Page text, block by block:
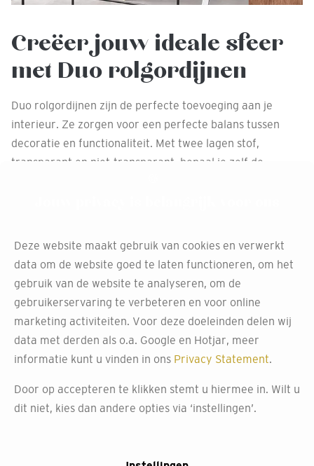
Creëer jouw ideale sfeer
met Duo rolgordijnen
Duo rolgordijnen zijn de perfecte toevoeging aan je
interieur. Ze zorgen voor een perfecte balans tussen
decoratie en functionaliteit. Met twee lagen stof,
transparant en niet-transparant, bepaal je zelf de
Vind jouw perfecte duo
rolgordijn bij Decokay -
de expert in
Deze website maakt gebruik van cookies en verwerkt
data om de website goed te laten functioneren, om het
gebruik van de website te analyseren, om de
gebruikerservaring te verbeteren en voor online
marketing activiteiten. Voor deze doeleinden delen wij
data met derden als o.a. Google en Hotjar, meer
informatie kunt u vinden in ons Privacy Statement.
Door op accepteren te klikken stemt u hiermee in. Wilt u
dit niet, kies dan andere opties via ‘instellingen’.